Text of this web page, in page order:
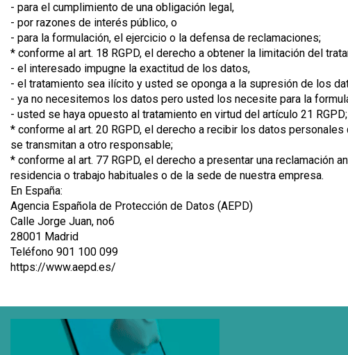
- para el cumplimiento de una obligación legal,
- por razones de interés público, o
- para la formulación, el ejercicio o la defensa de reclamaciones;
* conforme al art. 18 RGPD, el derecho a obtener la limitación del
- el interesado impugne la exactitud de los datos,
- el tratamiento sea ilícito y usted se oponga a la supresión de los
- ya no necesitemos los datos pero usted los necesite para la
- usted se haya opuesto al tratamiento en virtud del artículo 21 RGPD;
* conforme al art. 20 RGPD, el derecho a recibir los datos
se transmitan a otro responsable;
* conforme al art. 77 RGPD, el derecho a presentar una reclamación
residencia o trabajo habituales o de la sede de nuestra empresa.
En España:
Agencia Española de Protección de Datos (AEPD)
Calle Jorge Juan, no6
28001 Madrid
Teléfono 901 100 099
https://www.aepd.es/